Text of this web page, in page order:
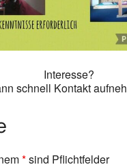
Interesse?
schnell Kontakt
*sind Pflichtfelder